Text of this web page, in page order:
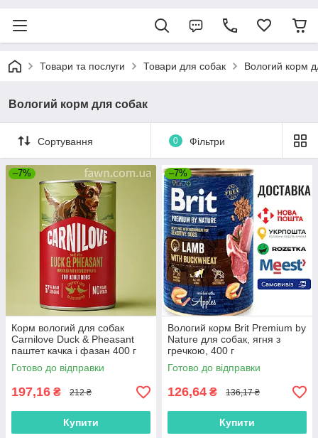
Товари та послуги Товари для собак Вологий корм
Вологий корм для собак
Сортування 0 Фільтри
–7%
Корм вологий для собак
Carnilove Duck & Pheasant
паштет качка і фазан 400 г
Готово до відправки
197,16 ₴ 212 ₴
Купити
–7%
Вологий корм Brit Premium by
Nature для собак, ягня з
гречкою, 400 г
Готово до відправки
126,64 ₴ 136,17 ₴
Купити